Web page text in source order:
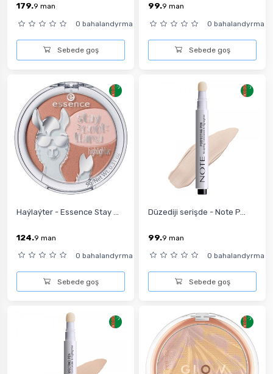
179.9 man
0 bahalandyrma
Sebede goş
99.9 man
0 bahalandyrma
Sebede goş
Haýlaýter - Essence Stay ...
124.9 man
0 bahalandyrma
Sebede goş
Düzediji serişde - Note P...
99.9 man
0 bahalandyrma
Sebede goş